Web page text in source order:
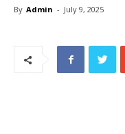
By Admin - July 9, 2025